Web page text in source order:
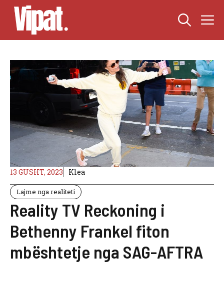
Skip
content
13 GUSHT, 2023 Klea
Lajme nga realiteti
Reality TV Reckoning i
Bethenny Frankel fiton
mbështetje nga SAG-AFTRA